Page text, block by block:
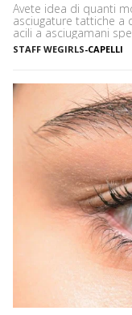
Avete idea di quanti
asciugature tattiche a
acili a asciugamani
disparati. Avere i
quando ci vediamo
STAFF WEGIRLS-CAPELLI